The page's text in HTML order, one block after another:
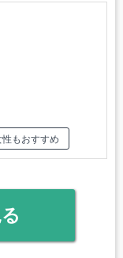
性もおすすめ